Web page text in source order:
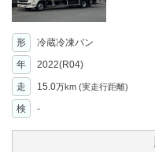
形 冷蔵冷凍バン
年
2022(R04)
走 15.0万km (実走行距離)
検
-